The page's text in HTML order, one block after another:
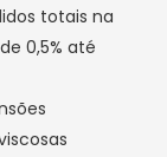
totais na
0,5% até